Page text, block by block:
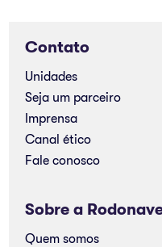
Contato
Unidades
Seja um parceiro
Imprensa
Canal ético
Fale conosco
Sobre a
Quem somos